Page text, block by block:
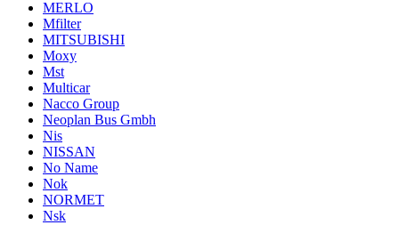
MERLO
Mfilter
MITSUBISHI
Moxy
Mst
Multicar
Nacco Group
Neoplan Bus Gmbh
Nis
NISSAN
No Name
Nok
NORMET
Nsk